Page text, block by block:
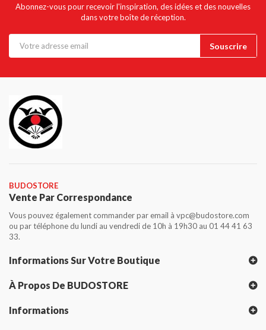
Abonnez-vous pour recevoir l'inspiration, des idées et des nouvelles
dans votre boîte de réception.
BUDOSTORE
Vente Par Correspondance
Vous pouvez également commander par email à vpc@budostore.com
ou par téléphone du lundi au vendredi de 10h à 19h30 au 01 44 41 63
33.
Informations Sur Votre Boutique
À Propos De BUDOSTORE
Informations